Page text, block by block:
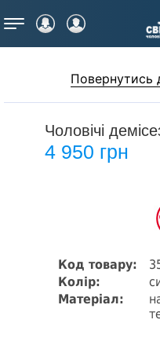
Меню
Повернутись
Чоловічі
4 950 грн
Код товару:
Колір:
Матеріал: